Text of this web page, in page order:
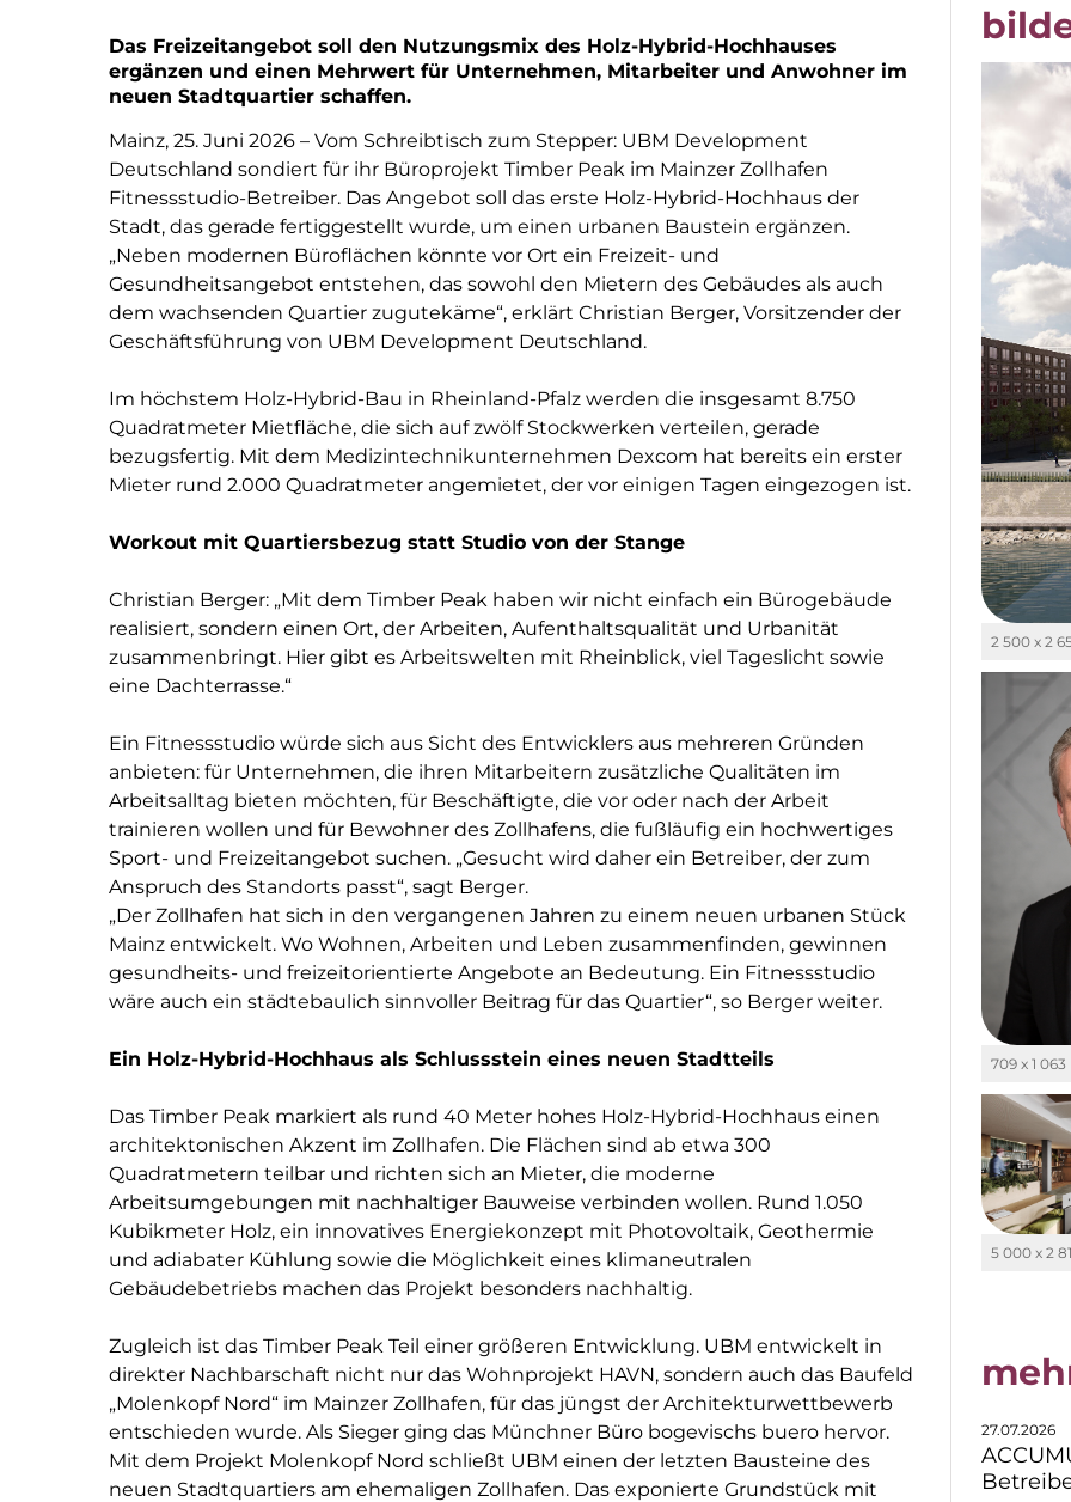
Das Freizeitangebot soll den Nutzungsmix des Holz-Hybrid-Hochhauses
ergänzen und einen Mehrwert für Unternehmen, Mitarbeiter und Anwohner im
neuen Stadtquartier schaffen.
Mainz, 25. Juni 2026 – Vom Schreibtisch zum Stepper: UBM Development
Deutschland sondiert für ihr Büroprojekt Timber Peak im Mainzer Zollhafen
Fitnessstudio-Betreiber. Das Angebot soll das erste Holz-Hybrid-Hochhaus der
Stadt, das gerade fertiggestellt wurde, um einen urbanen Baustein ergänzen.
„Neben modernen Büroflächen könnte vor Ort ein Freizeit- und
Gesundheitsangebot entstehen, das sowohl den Mietern des Gebäudes als auch
dem wachsenden Quartier zugutekäme“, erklärt Christian Berger, Vorsitzender der
Geschäftsführung von UBM Development Deutschland.
Im höchstem Holz-Hybrid-Bau in Rheinland-Pfalz werden die insgesamt 8.750
Quadratmeter Mietfläche, die sich auf zwölf Stockwerken verteilen, gerade
bezugsfertig. Mit dem Medizintechnikunternehmen Dexcom hat bereits ein erster
Mieter rund 2.000 Quadratmeter angemietet, der vor einigen Tagen eingezogen ist.
Workout mit Quartiersbezug statt Studio von der Stange
Christian Berger: „Mit dem Timber Peak haben wir nicht einfach ein Bürogebäude
realisiert, sondern einen Ort, der Arbeiten, Aufenthaltsqualität und Urbanität
zusammenbringt. Hier gibt es Arbeitswelten mit Rheinblick, viel Tageslicht sowie
eine Dachterrasse.“
Ein Fitnessstudio würde sich aus Sicht des Entwicklers aus mehreren Gründen
anbieten: für Unternehmen, die ihren Mitarbeitern zusätzliche Qualitäten im
Arbeitsalltag bieten möchten, für Beschäftigte, die vor oder nach der Arbeit
trainieren wollen und für Bewohner des Zollhafens, die fußläufig ein hochwertiges
Sport- und Freizeitangebot suchen. „Gesucht wird daher ein Betreiber, der zum
Anspruch des Standorts passt“, sagt Berger.
„Der Zollhafen hat sich in den vergangenen Jahren zu einem neuen urbanen Stück
Mainz entwickelt. Wo Wohnen, Arbeiten und Leben zusammenfinden, gewinnen
gesundheits- und freizeitorientierte Angebote an Bedeutung. Ein Fitnessstudio
wäre auch ein städtebaulich sinnvoller Beitrag für das Quartier“, so Berger weiter.
Ein Holz-Hybrid-Hochhaus als Schlussstein eines neuen Stadtteils
Das Timber Peak markiert als rund 40 Meter hohes Holz-Hybrid-Hochhaus einen
architektonischen Akzent im Zollhafen. Die Flächen sind ab etwa 300
Quadratmetern teilbar und richten sich an Mieter, die moderne
Arbeitsumgebungen mit nachhaltiger Bauweise verbinden wollen. Rund 1.050
Kubikmeter Holz, ein innovatives Energiekonzept mit Photovoltaik, Geothermie
und adiabater Kühlung sowie die Möglichkeit eines klimaneutralen
Gebäudebetriebs machen das Projekt besonders nachhaltig.
Zugleich ist das Timber Peak Teil einer größeren Entwicklung. UBM entwickelt in
direkter Nachbarschaft nicht nur das Wohnprojekt HAVN, sondern auch das Baufeld
„Molenkopf Nord“ im Mainzer Zollhafen, für das jüngst der Architekturwettbewerb
entschieden wurde. Als Sieger ging das Münchner Büro bogevischs buero hervor.
Mit dem Projekt Molenkopf Nord schließt UBM einen der letzten Bausteine des
neuen Stadtquartiers am ehemaligen Zollhafen. Das exponierte Grundstück mit
2 500 x 2
709 x 1 063
5 000 x 2
27.07.2026